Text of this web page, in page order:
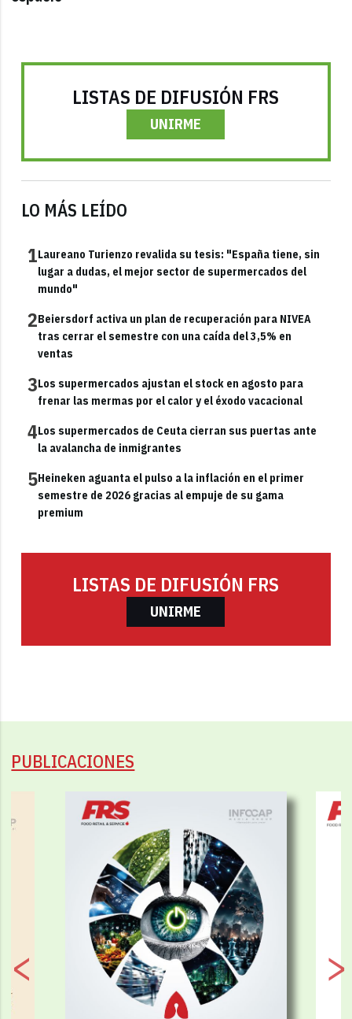
LISTAS DE DIFUSIÓN FRS
UNIRME
LO MÁS LEÍDO
1Laureano Turienzo revalida su tesis: "España tiene, sin
lugar a dudas, el mejor sector de supermercados del
mundo"
2Beiersdorf activa un plan de recuperación para NIVEA
tras cerrar el semestre con una caída del 3,5% en
ventas
3Los supermercados ajustan el stock en agosto para
frenar las mermas por el calor y el éxodo vacacional
4Los supermercados de Ceuta cierran sus puertas ante
la avalancha de inmigrantes
5Heineken aguanta el pulso a la inflación en el primer
semestre de 2026 gracias al empuje de su gama
premium
LISTAS DE DIFUSIÓN FRS
UNIRME
PUBLICACIONES